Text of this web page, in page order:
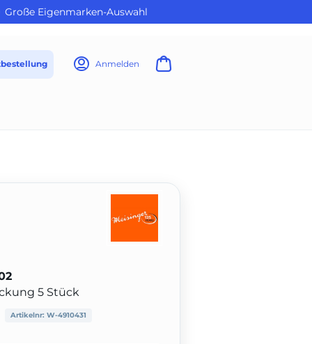
Große Eigenmarken-Auswahl
Anmelden
5 Stück
Artikelnr: W-4910431